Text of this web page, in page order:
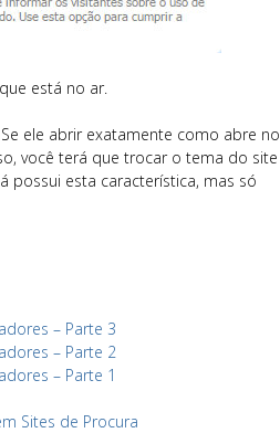
está no ar.
ele abrir exatamente como abre no
você terá que trocar o tema do site
possui esta característica, mas só
– Parte 3
– Parte 2
– Parte 1
Sites de Procura